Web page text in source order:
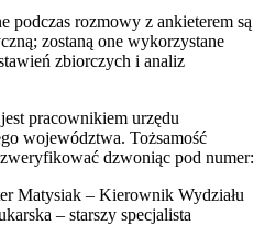
podczas rozmowy z ankieterem są
zostaną one wykorzystane
zbiorczych i analiz
pracownikiem urzędu
województwa. Tożsamość
dzwoniąc pod numer:
Matysiak – Kierownik Wydziału
– starszy specjalista